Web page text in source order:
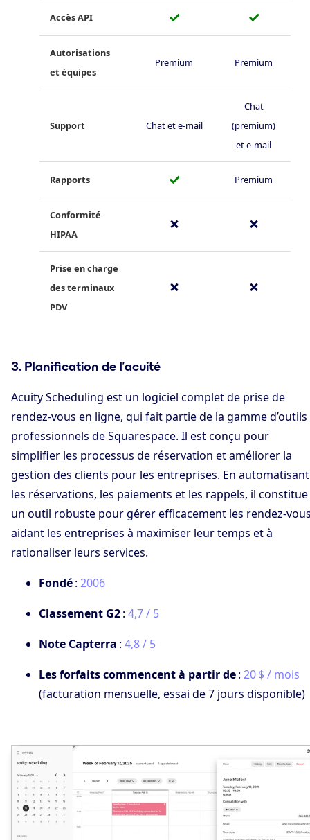
Accès API ✓ ✓
Autorisations
et équipes
Premium Premium
Support Chat et e-mail
Chat
(premium)
et e-mail
Rapports ✓ Premium
Conformité
HIPAA
✗ ✗
Prise en charge
des terminaux
PDV
✗ ✗
3. Planification de l’acuité
Acuity Scheduling est un logiciel complet de prise de
rendez-vous en ligne, qui fait partie de la gamme d’outils
professionnels de Squarespace. Il est conçu pour
simplifier les processus de réservation et améliorer la
gestion des clients pour les entreprises. En automatisant
les réservations, les paiements et les rappels, il constitue
un outil robuste pour gérer efficacement les rendez-
aidant les entreprises à maximiser leur temps et à
rationaliser leurs services.
Fondé: 2006
Classement G2: 4,7 / 5
Note Capterra : 4,8 / 5
Les forfaits commencent à partir de: 20 $ / mois
(facturation mensuelle, essai de 7 jours disponible)